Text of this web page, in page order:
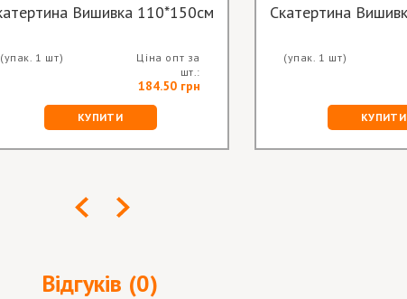
Скатертина Вишивка 110*150см
(упак. 1 шт)
Ціна опт за
шт.:
184.50 грн
КУПИТИ
(упак. 1 шт)
КУПИТИ
Відгуків (0)